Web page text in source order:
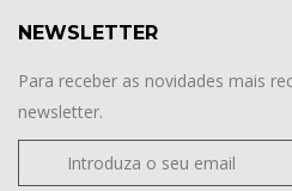
NEWSLETTER
Para receber as novidades mais
newsletter.